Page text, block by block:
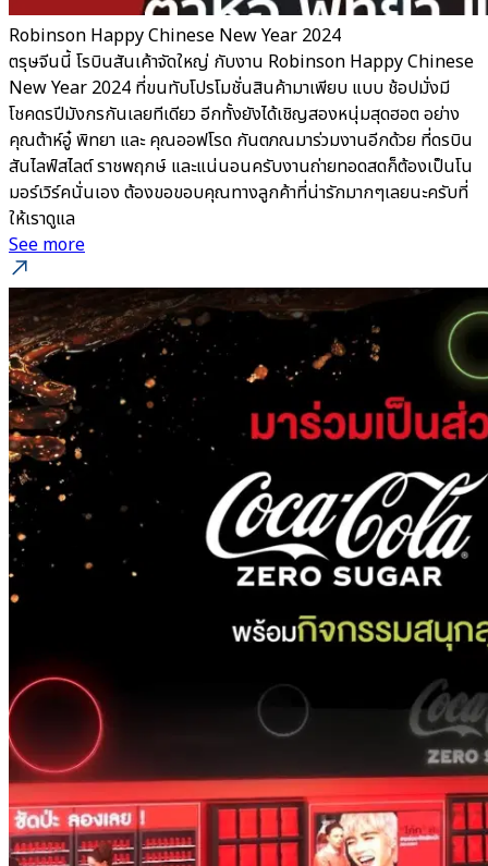
Robinson Happy Chinese New Year 2024
ตรุษจีนนี้ โรบินสันเค้าจัดใหญ่ กับงาน Robinson Happy Chinese
New Year 2024 ที่ขนทับโปรโมชั่นสินค้ามาเพียบ แบบ ช้อปมั่งมี
โชคดรปีมังกรกันเลยทีเดียว อีกทั้งยังได้เชิญสองหนุ่มสุดฮอต อย่าง
คุณต้าห์อู๋ พิทยา และ คุณออฟโรด กันตภณมาร่วมงานอีกด้วย ที่ดรบิน
สันไลฟ์สไลต์ ราชพฤกษ์ และแน่นอนครับงานถ่ายทอดสดก็ต้องเป็นโน
มอร์เวิร์คนั่นเอง ต้องขอขอบคุณทางลูกค้าที่น่ารักมากๆเลยนะครับที่
ให้เราดูแล
See more